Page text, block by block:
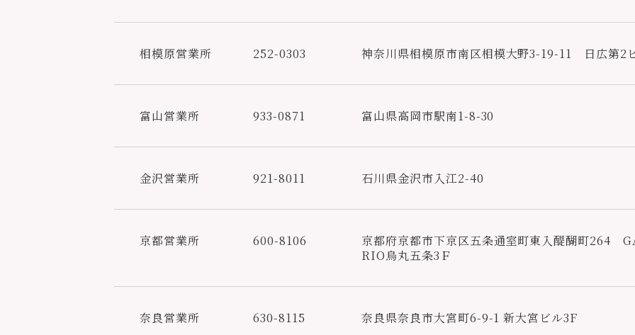
相模原営業所 252-0303 神奈川県相模原市南区相模大野3-19-11 日広第2
富山営業所 933-0871 富山県高岡市駅南1-8-30
金沢営業所 921-8011 石川県金沢市入江2-40
京都営業所 600-8106
京都府京都市下京区五条通室町東入醍醐町264
RIO烏丸五条3Ｆ
奈良営業所 630-8115 奈良県奈良市大宮町6-9-1 新大宮ビル3F